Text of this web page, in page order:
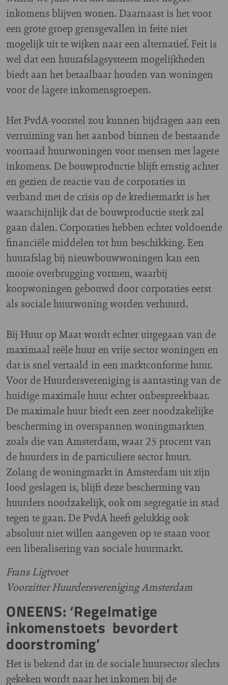
inkomens blijven wonen. Daarnaast is het voor
een grote groep grensgevallen in feite niet
mogelijk uit te wijken naar een alternatief. Feit is
wel dat een huurafslagsysteem mogelijkheden
biedt aan het betaalbaar houden van woningen
voor de lagere inkomensgroepen.
Het PvdA-voorstel zou kunnen bijdragen aan een
verruiming van het aanbod binnen de bestaande
voorraad huurwoningen voor mensen met lagere
inkomens. De bouwproductie blijft ernstig achter
en gezien de reactie van de corporaties in
verband met de crisis op de kredietmarkt is het
waarschijnlijk dat de bouwproductie sterk zal
gaan dalen. Corporaties hebben echter voldoende
financiële middelen tot hun beschikking. Een
huurafslag bij nieuwbouwwoningen kan een
mooie overbrugging vormen, waarbij
koopwoningen gebouwd door corporaties eerst
als sociale huurwoning worden verhuurd.
Bij Huur op Maat wordt echter uitgegaan van de
maximaal reële huur en vrije sector woningen en
dat is snel vertaald in een marktconforme huur.
Voor de Huurdersvereniging is aantasting van de
huidige maximale huur echter onbespreekbaar.
De maximale huur biedt een zeer noodzakelijke
bescherming in overspannen woningmarkten
zoals die van Amsterdam, waar 25 procent van
de huurders in de particuliere sector huurt.
Zolang de woningmarkt in Amsterdam uit zijn
lood geslagen is, blijft deze bescherming van
huurders noodzakelijk, ook om segregatie in stad
tegen te gaan. De PvdA heeft gelukkig ook
absoluut niet willen aangeven op te staan voor
een liberalisering van sociale huurmarkt.
Frans Ligtvoet
Voorzitter Huurdersvereniging Amsterdam
ONEENS: ‘Regelmatige
inkomenstoets bevordert
doorstroming’
Het is bekend dat in de sociale huursector slechts
gekeken wordt naar het inkomen bij de